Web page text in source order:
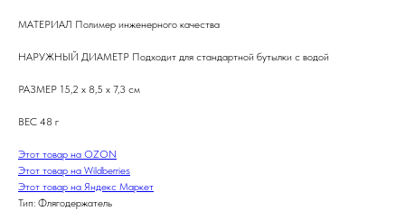
МАТЕРИАЛ Полимер инженерного качества
НАРУЖНЫЙ ДИАМЕТР Подходит для стандартной бутылки с водой
РАЗМЕР 15,2 x 8,5 x 7,3 см
ВЕС 48 г
Этот товар на OZON
Этот товар на Wildberries
Этот товар на Яндекс Маркет
Тип: Флягодержатель